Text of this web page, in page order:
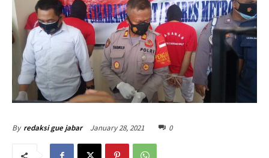
By redaksi gue jabar January 28, 2021 0